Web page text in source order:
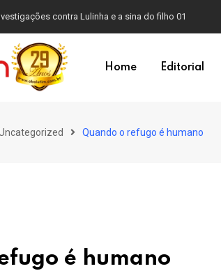
contra Lulinha e a sina do filho 01
Home Editorial
Quando o refugo é humano
é humano